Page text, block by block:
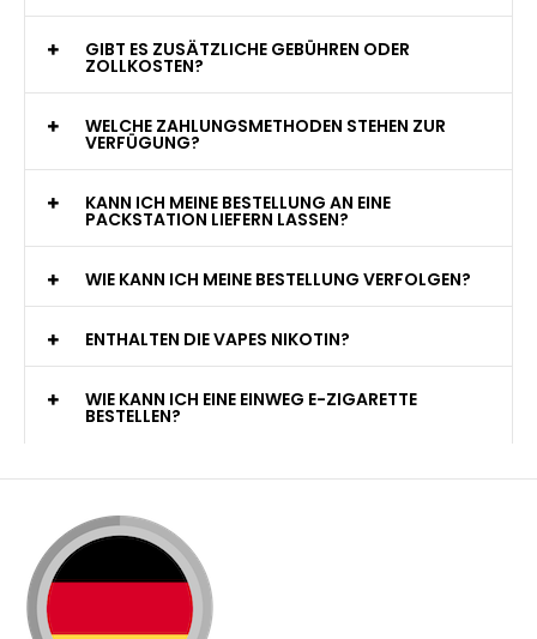
GIBT ES ZUSÄTZLICHE GEBÜHREN ODER
ZOLLKOSTEN?
WELCHE ZAHLUNGSMETHODEN STEHEN ZUR
VERFÜGUNG?
KANN ICH MEINE BESTELLUNG AN EINE
PACKSTATION LIEFERN LASSEN?
WIE KANN ICH MEINE BESTELLUNG VERFOLGEN?
ENTHALTEN DIE VAPES NIKOTIN?
WIE KANN ICH EINE EINWEG E-ZIGARETTE
BESTELLEN?